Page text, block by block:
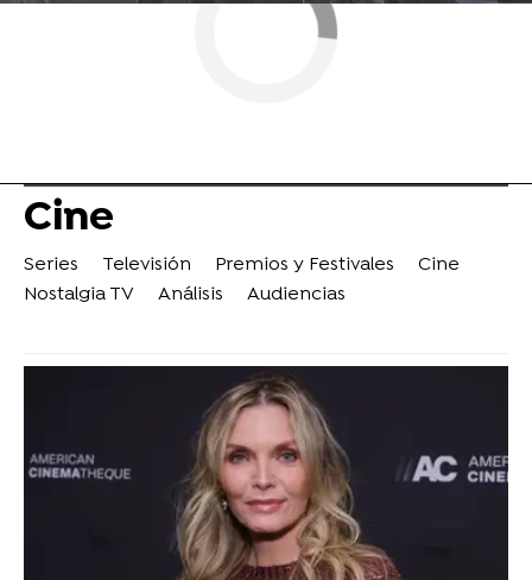
Cine
Series Televisión Premios y Festivales
Cine
Nostalgia TV
Análisis Audiencias